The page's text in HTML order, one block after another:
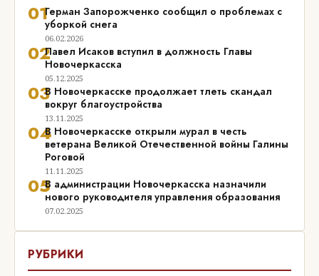
01Герман Запорожченко сообщил о проблемах с
уборкой снега
06.02.2026
02Павел Исаков вступил в должность Главы
Новочеркасска
05.12.2025
03В Новочеркасске продолжает тлеть скандал
вокруг благоустройства
13.11.2025
04В Новочеркасске открыли мурал в честь
ветерана Великой Отечественной войны Галины
Роговой
11.11.2025
05В администрации Новочеркасска назначили
нового руководителя управления образования
07.02.2025
РУБРИКИ